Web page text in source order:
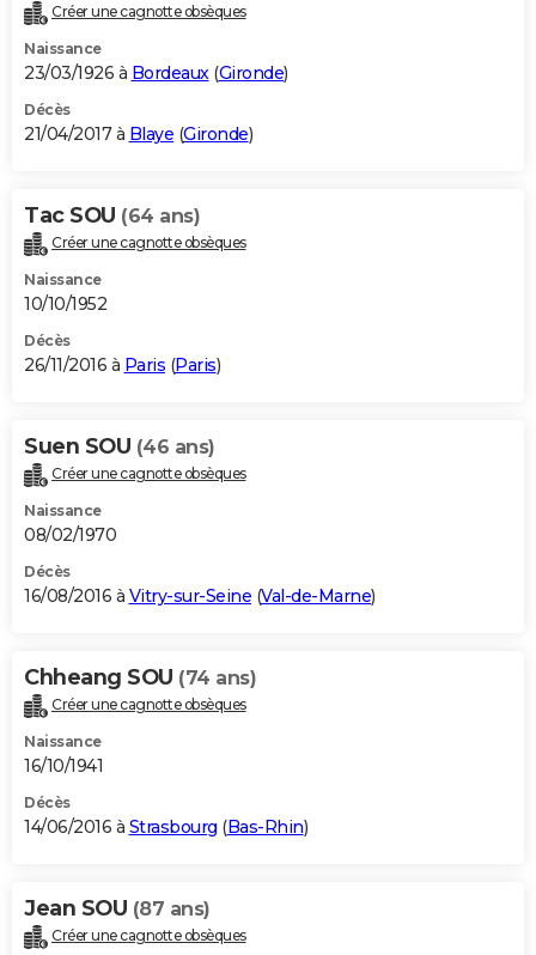
Créer une cagnotte obsèques
Naissance
23/03/1926 à Bordeaux(Gironde)
Décès
21/04/2017 à Blaye (Gironde)
Tac SOU (64 ans)
Créer une cagnotte obsèques
Naissance
10/10/1952
Décès
26/11/2016 à Paris (Paris)
Suen SOU (46 ans)
Créer une cagnotte obsèques
Naissance
08/02/1970
Décès
16/08/2016 à Vitry-sur-Seine (Val-de-Marne)
Chheang SOU (74 ans)
Créer une cagnotte obsèques
Naissance
16/10/1941
Décès
14/06/2016 à Strasbourg (Bas-Rhin)
Jean SOU (87 ans)
Créer une cagnotte obsèques